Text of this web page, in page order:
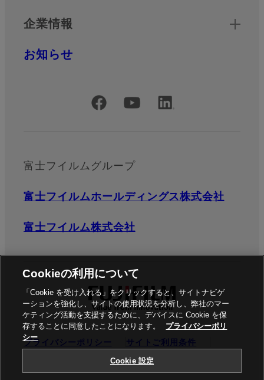
企業情報
お知らせ
公式SNSアカウント
富士フイルムグループ
富士フイルムホールディングス株式会社
富士フイルム株式会社
プライバシーポリシー
サイトご利用条件
商標 Cookie設定
Cookieの利用について
「Cookie を受け入れる」をクリックすると、サイトナビゲ
ーションを強化し、サイトの使用状況を分析し、弊社のマー
ケティング活動を支援するために、デバイスに Cookie を保
存することに同意したことになります。
プライバシーポリ
シー
Cookie 設定